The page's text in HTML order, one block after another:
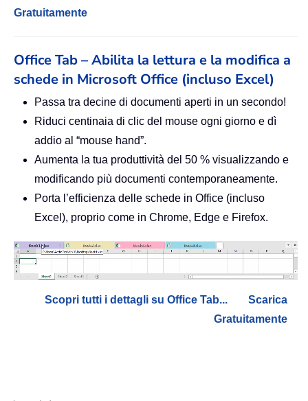
Gratuitamente
Office Tab – Abilita la lettura e la modifica a
schede in Microsoft Office (incluso Excel)
Passa tra decine di documenti aperti in un secondo!
Riduci centinaia di clic del mouse ogni giorno e dì
addio al “mouse hand”.
Aumenta la tua produttività del 50 % visualizzando e
modificando più documenti contemporaneamente.
Porta l’efficienza delle schede in Office (incluso
Excel), proprio come in Chrome, Edge e Firefox.
Scopri tutti i dettagli su Office Tab...
Scarica
Gratuitamente